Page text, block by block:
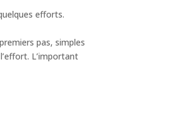
efforts.
pas, simples
L’important